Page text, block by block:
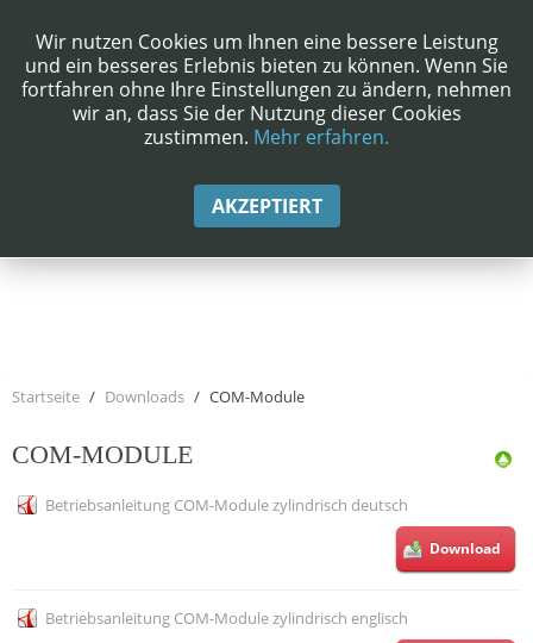
Startseite Downloads COM-Module
COM-MODULE
Betriebsanleitung COM-Module zylindrisch deutsch
Download
Betriebsanleitung COM-Module zylindrisch englisch
Wir nutzen Cookies um Ihnen eine bessere Leistung
und ein besseres Erlebnis bieten zu können. Wenn Sie
fortfahren ohne Ihre Einstellungen zu ändern, nehmen
wir an, dass Sie der Nutzung dieser Cookies
zustimmen. Mehr erfahren.
AKZEPTIERT